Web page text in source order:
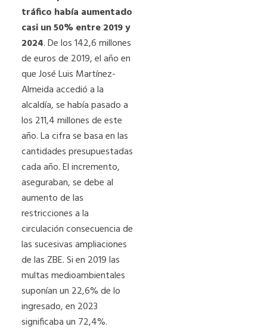
tráfico había aumentado
casi un 50% entre 2019 y
2024. De los 142,6 millones
de euros de 2019, el año en
que José Luis Martínez-
Almeida accedió a la
alcaldía, se había pasado a
los 211,4 millones de este
año. La cifra se basa en las
cantidades presupuestadas
cada año. El incremento,
aseguraban, se debe al
aumento de las
restricciones a la
circulación consecuencia de
las sucesivas ampliaciones
de las ZBE. Si en 2019 las
multas medioambientales
suponían un 22,6% de lo
ingresado, en 2023
significaba un 72,4%.